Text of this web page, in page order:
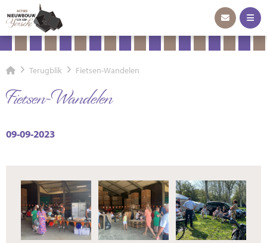
Terugblik Fietsen-Wandelen
Fietsen-Wandelen
09-09-2023